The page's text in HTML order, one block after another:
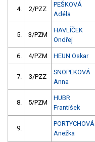
4. 2/PZZ
PEŠKOVÁ
Adéla
5. 3/PZM
HAVLÍČEK
Ondřej
6. 4/PZM HEUN Oskar
7. 3/PZZ
SNOPEKOVÁ
Anna
8. 5/PZM
HUBR
František
9.
PORTYCHOVÁ
Anežka